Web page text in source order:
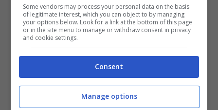
record in america (screenshot Twitter)
La richiesta è stata accettata in tempi
record e James ‘Jimmy’ Chilimigras
potrebbe diventare uno dei più giovani a
finire il più alto corso di studi negli Stati
Uniti d’America. La sua domanda ha
Some vendors may process your personal data on the basis
of legitimate interest, which you can object to by managing
your options below. Look for a link at the bottom of this page
or in the site menu to manage or withdraw consent in privacy
and cookie settings.
Consent
Manage options